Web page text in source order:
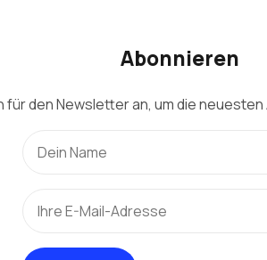
Abonnieren
für den Newsletter an, um die